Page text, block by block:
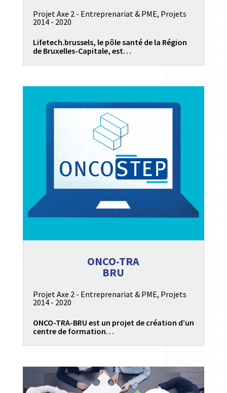
Projet Axe 2 - Entreprenariat & PME, Projets
2014 - 2020
Lifetech.brussels, le pôle santé de la Région
de Bruxelles-Capitale, est…
ONCO-TRA
BRU
Projet Axe 2 - Entreprenariat & PME, Projets
2014 - 2020
ONCO-TRA-BRU est un projet de création d’un
centre de formation…